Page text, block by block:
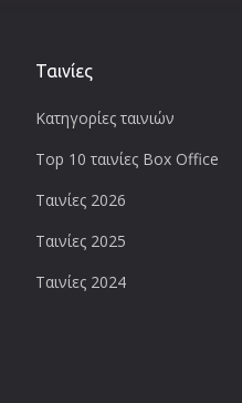
Ταινίες
Κατηγορίες ταινιών
Top 10 ταινίες Box Office
Ταινίες 2026
Ταινίες 2025
Ταινίες 2024